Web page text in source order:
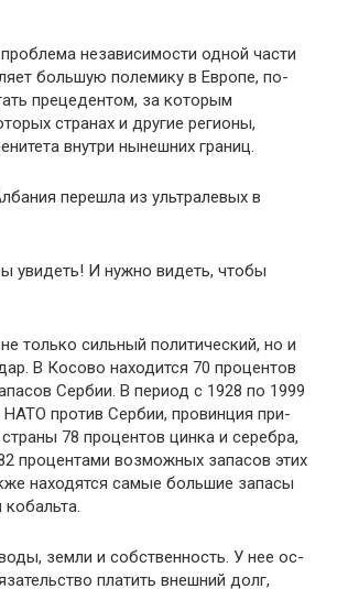
независимости одной час­ти
большую полемику в Европе, по­
прецедентом, за которым
странах и другие регионы,
внутри нынешних границ.
перешла из ультралевых в
увидеть! И нужно видеть, чтобы
только сильный политический, но и
В Косово находится 70 процентов
Сербии. В период с 1928 по 1999
против Сербии, провинция при­
78 процентов цинка и серебра,
процентами возможных запасов этих
находятся самые большие запасы
кобальта.
земли и собственность. У нее ос­
платить внешний долг,